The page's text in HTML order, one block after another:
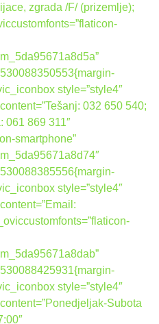
zgrada /F/ (prizemlje);
style=”style4″
032 650 540;
061 869 311″
smartphone”
style=”style4″
style=”style4″
Subota